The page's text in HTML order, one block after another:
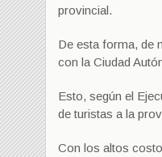
provincial.
De esta forma, de
con la Ciudad
Esto, según el
de turistas a la
Con los altos